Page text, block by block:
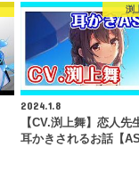
渕
2024.1.8
【CV.渕上舞】恋人先
耳かきされるお話【